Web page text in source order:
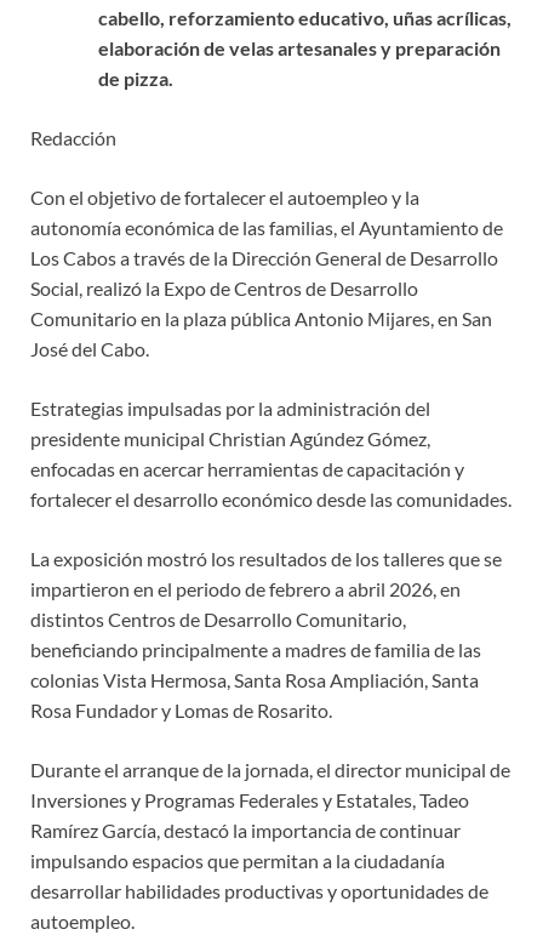
cabello, reforzamiento educativo, uñas acrílicas,
elaboración de velas artesanales y preparación
de pizza.
Redacción
Con el objetivo de fortalecer el autoempleo y la
autonomía económica de las familias, el Ayuntamiento de
Los Cabos a través de la Dirección General de Desarrollo
Social, realizó la Expo de Centros de Desarrollo
Comunitario en la plaza pública Antonio Mijares, en San
José del Cabo.
Estrategias impulsadas por la administración del
presidente municipal Christian Agúndez Gómez,
enfocadas en acercar herramientas de capacitación y
fortalecer el desarrollo económico desde las comunidades.
La exposición mostró los resultados de los talleres que se
impartieron en el periodo de febrero a abril 2026, en
distintos Centros de Desarrollo Comunitario,
beneficiando principalmente a madres de familia de las
colonias Vista Hermosa, Santa Rosa Ampliación, Santa
Rosa Fundador y Lomas de Rosarito.
Durante el arranque de la jornada, el director municipal de
Inversiones y Programas Federales y Estatales, Tadeo
Ramírez García, destacó la importancia de continuar
impulsando espacios que permitan a la ciudadanía
desarrollar habilidades productivas y oportunidades de
autoempleo.